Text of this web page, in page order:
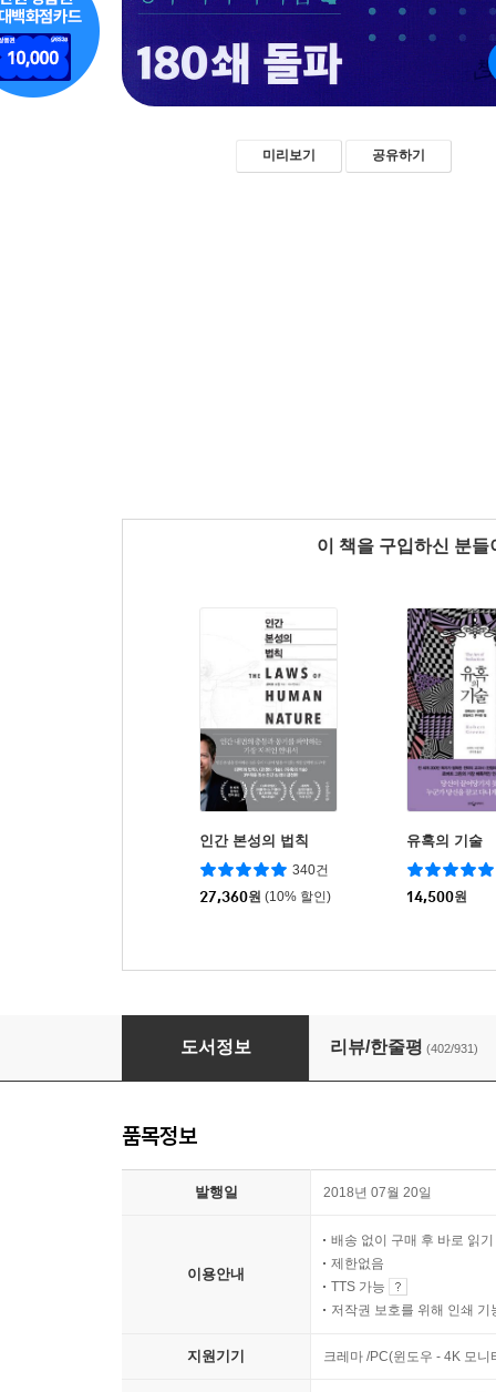
미리보기 공유하기
이 책을 구입하신 분
인간 본성의 법칙
340건
27,360원 (10% 할인)
유혹의 기술
14,500원
공부머리 독서법
도서정보 리뷰/한줄평 (402/931)
품목정보
발행일 2018년 07월 20일
이용안내
배송 없이 구매 후 바로 읽기
제한없음
TTS 가능
저작권 보호를 위해 인쇄 기
지원기기 크레마 /PC(윈도우 - 4K 모